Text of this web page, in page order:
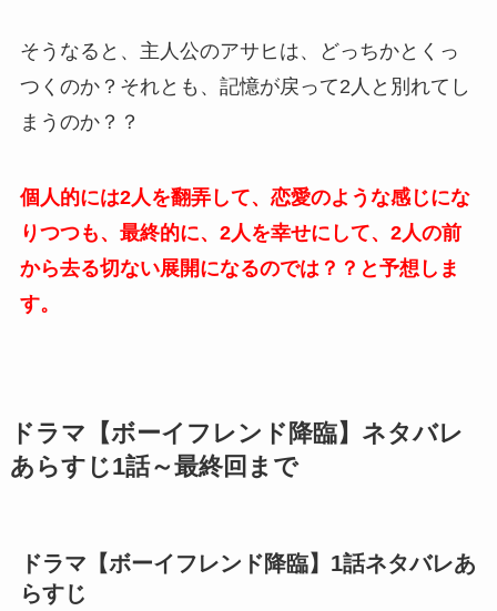
そうなると、主人公のアサヒは、どっちかとくっ
つくのか？それとも、記憶が戻って2人と別れてし
まうのか？？
個人的には2人を翻弄して、恋愛のような感じにな
りつつも、最終的に、2人を幸せにして、2人の前
から去る切ない展開になるのでは？？と予想しま
す。
ドラマ【ボーイフレンド降臨】ネタバレ
あらすじ1話～最終回まで
ドラマ【ボーイフレンド降臨】1話ネタバレあ
らすじ